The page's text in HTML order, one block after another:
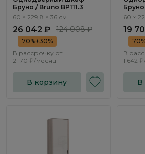
Бруно / Bruno BP111.3
60 × 229,8 × 36 см
26 042 ₽ 124 008 ₽
70%+30%
В рассрочку от
2 170 ₽/месяц
В корзину
Бруно
60 ×
19
В
1 642
В